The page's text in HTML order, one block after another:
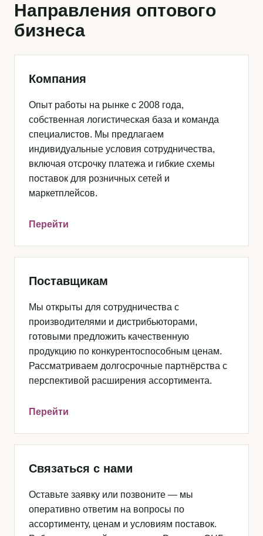
Направления оптового
бизнеса
Компания
Опыт работы на рынке с 2008 года,
собственная логистическая база и команда
специалистов. Мы предлагаем
индивидуальные условия сотрудничества,
включая отсрочку платежа и гибкие схемы
поставок для розничных сетей и
маркетплейсов.
Перейти
Поставщикам
Мы открыты для сотрудничества с
производителями и дистрибьюторами,
готовыми предложить качественную
продукцию по конкурентоспособным ценам.
Рассматриваем долгосрочные партнёрства с
перспективой расширения ассортимента.
Перейти
Связаться с нами
Оставьте заявку или позвоните — мы
оперативно ответим на вопросы по
ассортименту, ценам и условиям поставок.